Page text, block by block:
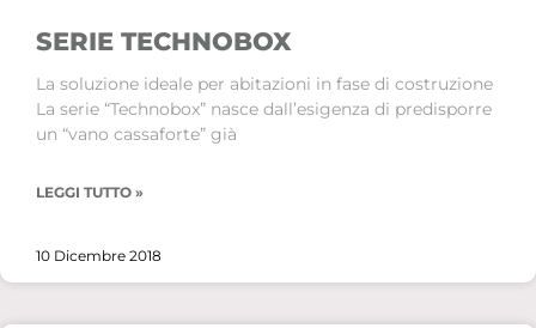
SERIE TECHNOBOX
La soluzione ideale per abitazioni in fase di costruzione
La serie “Technobox” nasce dall’esigenza di predisporre
un “vano cassaforte” già
LEGGI TUTTO »
10 Dicembre 2018